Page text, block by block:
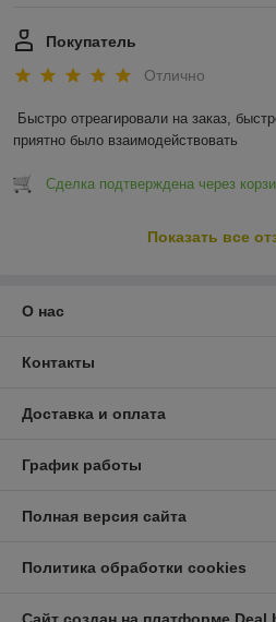
Покупатель
Отлично
Быстро отреагировали на заказ,
приятно было взаимодействовать
Сделка подтверждена через
Показать все
О нас
Контакты
Доставка и оплата
График работы
Полная версия сайта
Политика обработки cookies